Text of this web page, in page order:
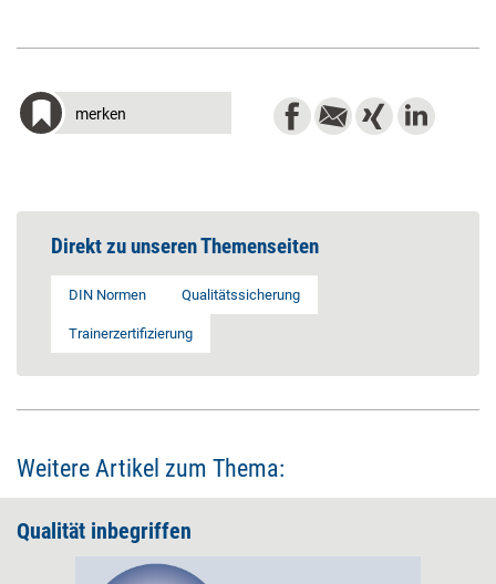
merken
Direkt zu unseren Themenseiten
DIN Normen Qualitätssicherung
Trainerzertifizierung
Weitere Artikel zum Thema:
Qualität inbegriffen